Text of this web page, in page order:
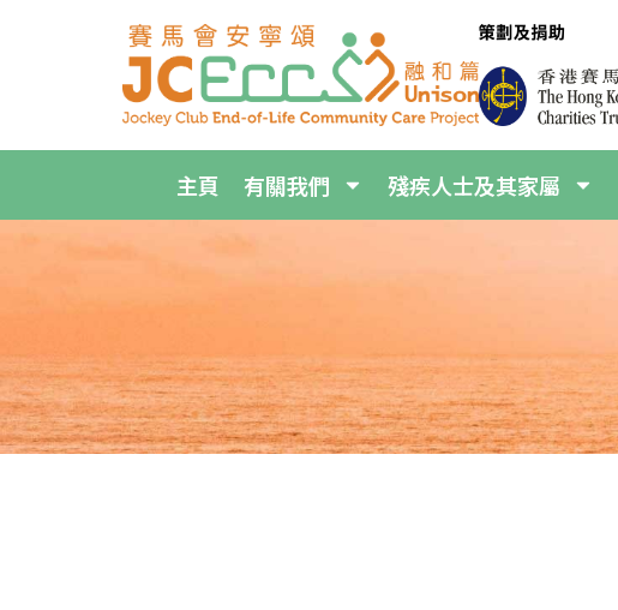
主頁 有關我們 殘疾人士及其家屬